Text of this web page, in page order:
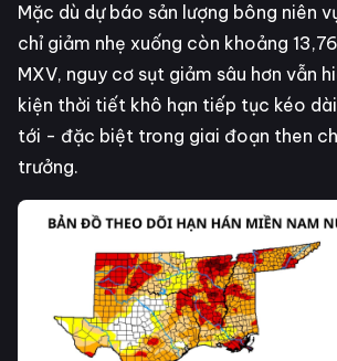
Mặc dù dự báo sản lượng bông niên
chỉ giảm nhẹ xuống còn khoảng
MXV, nguy cơ sụt giảm sâu hơn vẫn
kiện thời tiết khô hạn tiếp tục kéo
tới - đặc biệt trong giai đoạn then
trưởng.